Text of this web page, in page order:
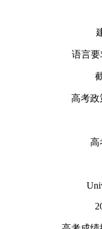
语言要
高考政
高